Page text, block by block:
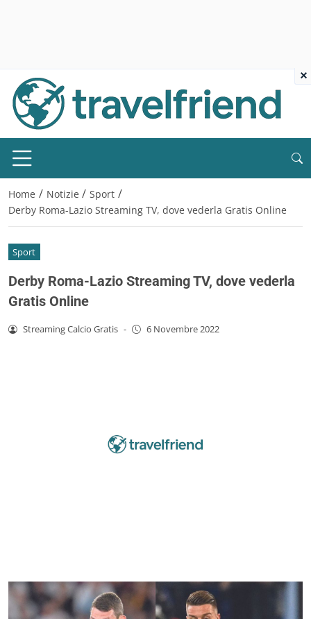
Home / Notizie / Sport /
Derby Roma-Lazio Streaming TV, dove vederla Gratis Online
Sport
Derby Roma-Lazio Streaming TV, dove vederla
Gratis Online
Streaming Calcio Gratis - 6 Novembre 2022
×